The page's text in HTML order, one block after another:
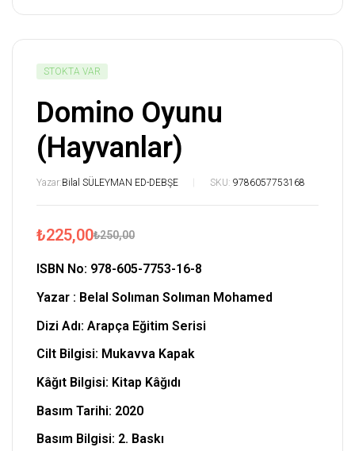
STOKTA VAR
Domino Oyunu
(Hayvanlar)
Yazar:Bilal SÜLEYMAN ED-DEBŞE SKU: 9786057753168
₺250,00
₺225,00
ISBN No: 978-605-7753-16-8
Yazar : Belal Solıman Solıman Mohamed
Dizi Adı: Arapça Eğitim Serisi
Cilt Bilgisi: Mukavva Kapak
Kâğıt Bilgisi: Kitap Kâğıdı
Basım Tarihi: 2020
Basım Bilgisi: 2. Baskı